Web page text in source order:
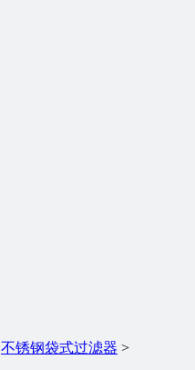
不锈钢袋式过滤器 >